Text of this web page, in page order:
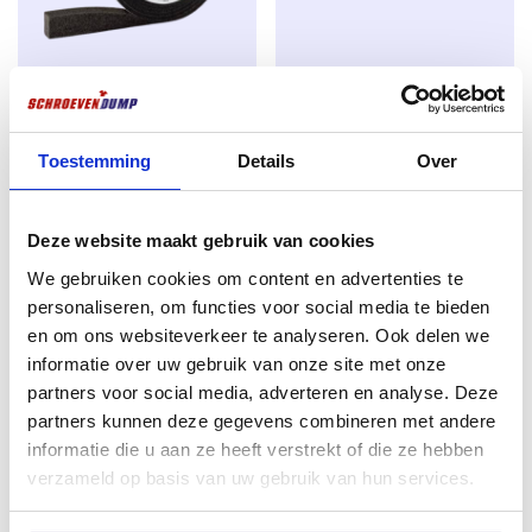
Toestemming Details Over
Deze website maakt gebruik van cookies
We gebruiken cookies om content en advertenties te
personaliseren, om functies voor social media te bieden
en om ons websiteverkeer te analyseren. Ook delen we
informatie over uw gebruik van onze site met onze
partners voor social media, adverteren en analyse. Deze
partners kunnen deze gegevens combineren met andere
informatie die u aan ze heeft verstrekt of die ze hebben
verzameld op basis van uw gebruik van hun services.
Forme de la tête :
nervures de fraisage pour un beau fraisage sans
éclats.
Filet :
Filet partiel avec nervures sur la tige pour
une prise optimale et une manipulation aisée.
retournement sans effort et sans fendre le bois.
Entraînement :l’engagement Torx empêche la
rotation et offre un contrôle maximal.
Applications :
Convient pour :
Planches de terrasse
Panneaux de clôture
Compriband illbruck TP610
20/3-6mm anthracite 8m
10,89
Rupture de stock
Silvermate vis pour panneaux
d’aggloméré à filetage fendu
4.0 x 40 TX-20 zingué 200
excl. BTW:€
En stock